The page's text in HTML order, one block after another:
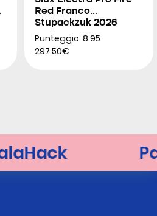
Red Franco
Stupackzuk 2026
Punteggio: 8.95
297.50€